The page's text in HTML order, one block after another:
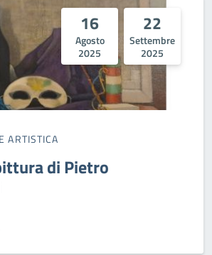
16
Agosto
2025
22
Settembre
2025
ARTISTICA
di Pietro
DI PIETRO BERNAZZANI}